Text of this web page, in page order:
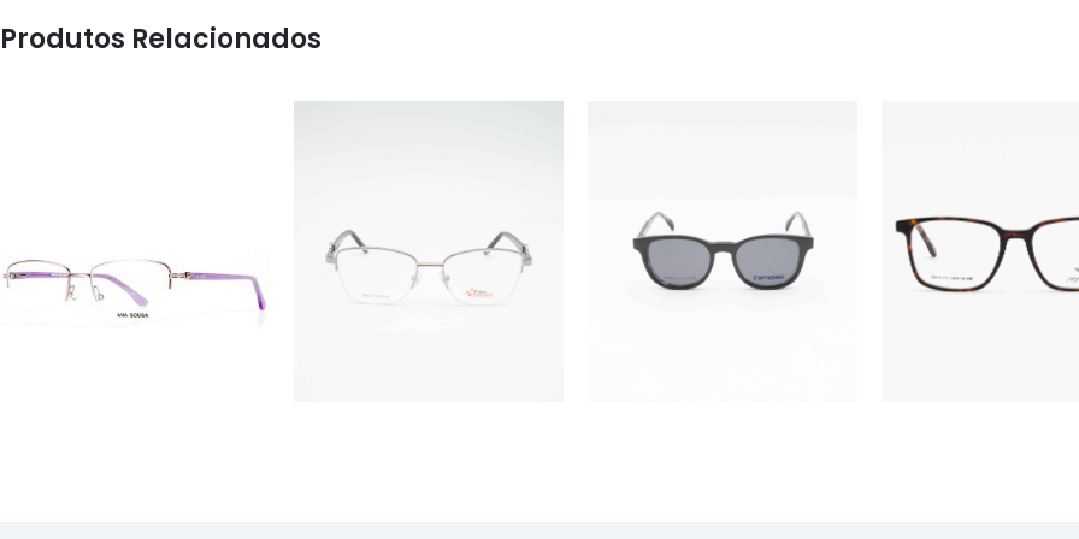
Produtos Relacionados
TF5968 MV11143